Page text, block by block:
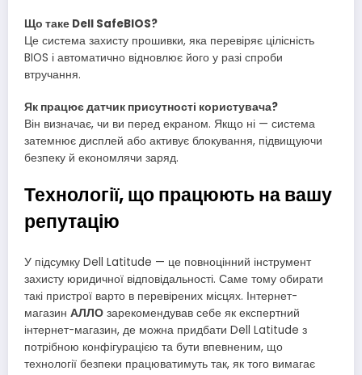
Що таке Dell SafeBIOS?
Це система захисту прошивки, яка перевіряє цілісність
BIOS і автоматично відновлює його у разі спроби
втручання.
Як працює датчик присутності користувача?
Він визначає, чи ви перед екраном. Якщо ні — система
затемнює дисплей або активує блокування, підвищуючи
безпеку й економлячи заряд.
Технології, що працюють на вашу
репутацію
У підсумку Dell Latitude — це повноцінний інструмент
захисту юридичної відповідальності. Саме тому обирати
такі пристрої варто в перевірених місцях. Інтернет-
магазин АЛЛО зарекомендував себе як експертний
інтернет-магазин, де можна придбати Dell Latitude з
потрібною конфігурацією та бути впевненим, що
технології безпеки працюватимуть так, як того вимагає